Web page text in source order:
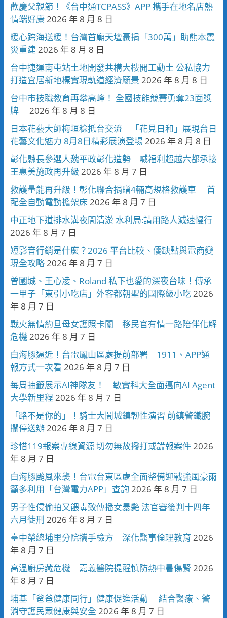
歡慶父親節！《台中通TCPASS》APP 攜手在地名店熱
情端好康2026 年 8 月 8 日
暖心跨海送暖！台灣首廟天壇豪捐「300萬」助熊本震
災重建 2026 年 8 月 8 日
台中捷運南屯站土地開發共構大樓開工動土 公私協力
打造宜居新地標實現軌道經濟願景 2026 年 8 月 8 日
台中市技職教育再攀高峰！ 全國技能競賽勇奪23面獎
牌
2026 年 8 月 8 日
日本花藝大師梅垣稔抵台交流 「花見日和」展現台日
花藝文化魅力 8月8日精彩展演登場2026 年 8 月 8 日
彰化縣長參選人魏平政彰化造勢 喊福利超越六都承接
王惠美施政再升級 2026 年 8 月 7 日
救護量能再升級！彰化聯合捐贈4輛高規格救護車 首
配全自動電動擔架床2026 年 8 月 7 日
中正地下道排水溝夜間清淤 水利局:請用路人減速慢行
2026 年 8 月 7 日
短影音行銷是什麼？2026 平台比較、優缺點與電商變
現全攻略2026 年 8 月 7 日
曾國城、王心凌、Roland 私下也愛的深夜台味！傳承
一甲子「東引小吃店」外客都朝聖的國際級小吃2026
年 8 月 7 日
戰火無情約旦母女護照卡關 移民官有情一路陪伴化解
危機2026 年 8 月 7 日
白海豚逼近！台電鳳山區處提前部署 1911、APP通
報方式一次看 2026 年 8 月 7 日
每周抽籤展示AI神隊友！ 敏實科大全面邁向AI Agent
大學新里程 2026 年 8 月 7 日
「路不是你的」！騎士大鬧城鎮韌性演習 前鎮警鐵腕
攔停送辦2026 年 8 月 7 日
珍惜119報案專線資源 切勿無故撥打或謊報案件2026
年 8 月 7 日
白海豚颱風來襲！台電台東區處全面整備迎戰強風豪雨
籲多利用「台灣電力APP」查詢 2026 年 8 月 7 日
男子性侵偷拍又餵毒致傳播女暴斃 法官審後判十四年
六月徒刑 2026 年 8 月 7 日
臺中榮總埔里分院攜手檢方 深化醫事倫理教育 2026
年 8 月 7 日
高溫廚房藏危機 嘉義醫院提醒慎防熱中暑傷腎 2026
年 8 月 7 日
埔基「爸爸健康同行」健康促進活動 結合醫療、警
消守護民眾健康與安全 2026 年 8 月 7 日